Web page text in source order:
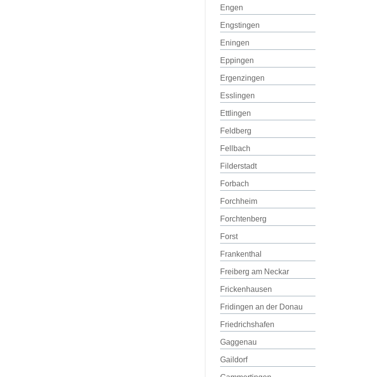
Engen
Engstingen
Eningen
Eppingen
Ergenzingen
Esslingen
Ettlingen
Feldberg
Fellbach
Filderstadt
Forbach
Forchheim
Forchtenberg
Forst
Frankenthal
Freiberg am Neckar
Frickenhausen
Fridingen an der Donau
Friedrichshafen
Gaggenau
Gaildorf